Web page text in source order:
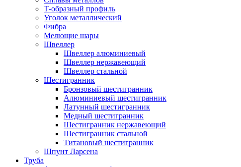
Т-образный профиль
Уголок металлический
Фибра
Мелющие шары
Швеллер
Швеллер алюминиевый
Швеллер нержавеющий
Швеллер стальной
Шестигранник
Бронзовый шестигранник
Алюминиевый шестигранник
Латунный шестигранник
Медный шестигранник
Шестигранник нержавеющий
Шестигранник стальной
Титановый шестигранник
Шпунт Ларсена
Труба